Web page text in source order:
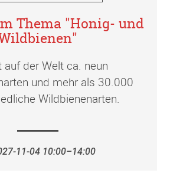
Thema "Honig- und
auf der Welt ca. neun
und mehr als 30.000
Wildbienenarten.
11-04 10:00–14:00